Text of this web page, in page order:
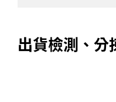
出貨檢測、分